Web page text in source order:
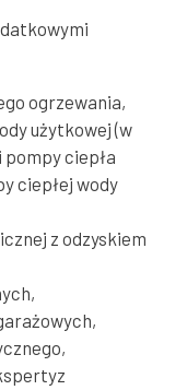
ogrzewania,
użytkowej (w
ciepła
ciepłej wody
z odzyskiem